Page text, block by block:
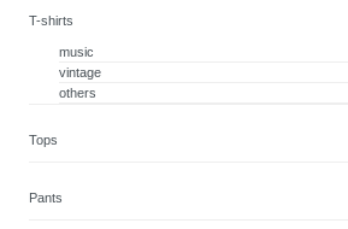
T-shirts
music
vintage
others
Tops
Pants